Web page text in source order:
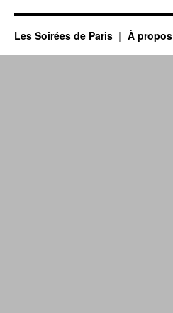
Les Soirées de Paris À propos